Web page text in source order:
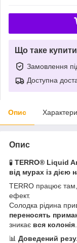
Що таке
Замовлення
Доступна
Опис
Опис
🧪 TERRO® Liquid
від мурах із дією
TERRO працює
ефект.
Солодка рідина
переносять
зникає вся колонія
📊 Доведений